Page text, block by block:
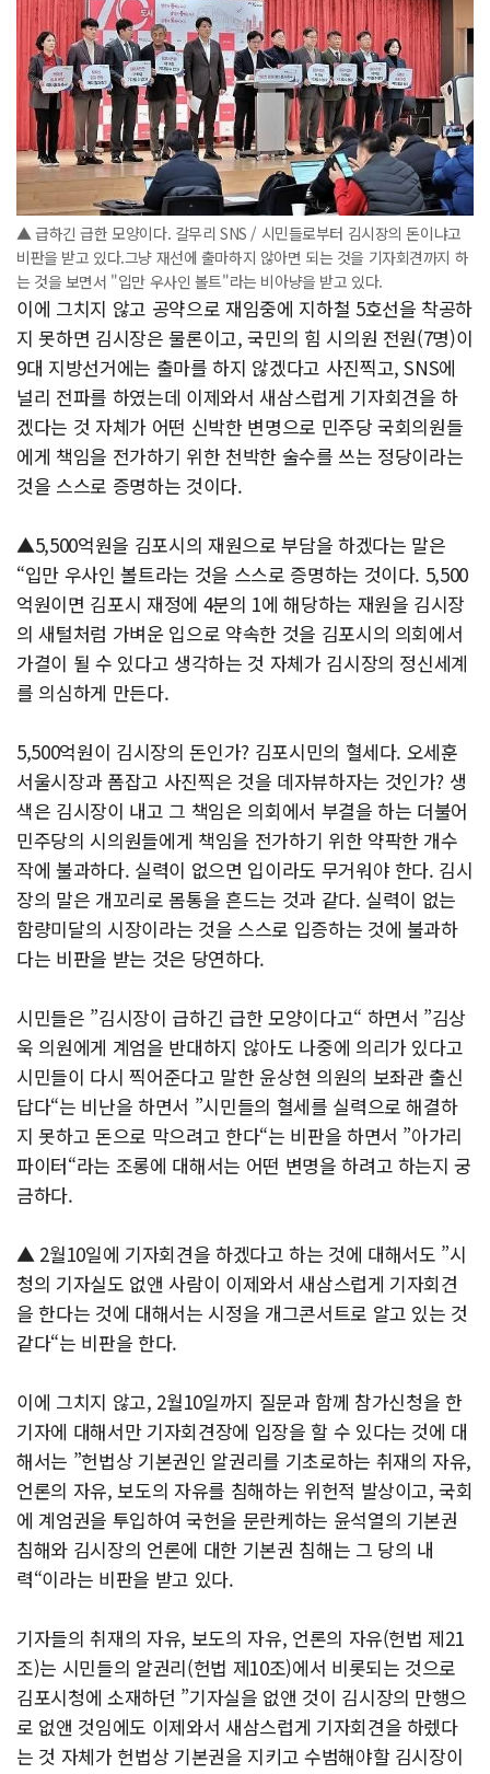
▲ 급하긴 급한 모양이다. 갈무리 SNS / 시민들로부터 김시장의 돈이냐고
비판을 받고 있다.그냥 재선에 출마하지 않아면 되는 것을 기자회견까지 하
는 것을 보면서 "입만 우사인 볼트"라는 비아냥을 받고 있다.
이에 그치지 않고 공약으로 재임중에 지하철 5호선을 착공하
지 못하면 김시장은 물론이고, 국민의 힘 시의원 전원(7명)이
9대 지방선거에는 출마를 하지 않겠다고 사진찍고, SNS에
널리 전파를 하였는데 이제와서 새삼스럽게 기자회견을 하
겠다는 것 자체가 어떤 신박한 변명으로 민주당 국회의원들
에게 책임을 전가하기 위한 천박한 술수를 쓰는 정당이라는
것을 스스로 증명하는 것이다.
▲5,500억원을 김포시의 재원으로 부담을 하겠다는 말은
“입만 우사인 볼트라는 것을 스스로 증명하는 것이다. 5,500
억원이면 김포시 재정에 4분의 1에 해당하는 재원을 김시장
의 새털처럼 가벼운 입으로 약속한 것을 김포시의 의회에서
가결이 될 수 있다고 생각하는 것 자체가 김시장의 정신세계
를 의심하게 만든다.
5,500억원이 김시장의 돈인가? 김포시민의 혈세다. 오세훈
서울시장과 폼잡고 사진찍은 것을 데자뷰하자는 것인가? 생
색은 김시장이 내고 그 책임은 의회에서 부결을 하는 더불어
민주당의 시의원들에게 책임을 전가하기 위한 약팍한 개수
작에 불과하다. 실력이 없으면 입이라도 무거워야 한다. 김시
장의 말은 개꼬리로 몸통을 흔드는 것과 같다. 실력이 없는
함량미달의 시장이라는 것을 스스로 입증하는 것에 불과하
다는 비판을 받는 것은 당연하다.
시민들은 ”김시장이 급하긴 급한 모양이다고“ 하면서 ”김상
욱 의원에게 계엄을 반대하지 않아도 나중에 의리가 있다고
시민들이 다시 찍어준다고 말한 윤상현 의원의 보좌관 출신
답다“는 비난을 하면서 ”시민들의 혈세를 실력으로 해결하
지 못하고 돈으로 막으려고 한다“는 비판을 하면서 ”아가리
파이터“라는 조롱에 대해서는 어떤 변명을 하려고 하는지 궁
금하다.
▲ 2월10일에 기자회견을 하겠다고 하는 것에 대해서도 ”시
청의 기자실도 없앤 사람이 이제와서 새삼스럽게 기자회견
을 한다는 것에 대해서는 시정을 개그콘서트로 알고 있는 것
같다“는 비판을 한다.
이에 그치지 않고, 2월10일까지 질문과 함께 참가신청을 한
기자에 대해서만 기자회견장에 입장을 할 수 있다는 것에 대
해서는 ”헌법상 기본권인 알권리를 기초로하는 취재의 자유,
언론의 자유, 보도의 자유를 침해하는 위헌적 발상이고, 국회
에 계엄권을 투입하여 국헌을 문란케하는 윤석열의 기본권
침해와 김시장의 언론에 대한 기본권 침해는 그 당의 내
력“이라는 비판을 받고 있다.
기자들의 취재의 자유, 보도의 자유, 언론의 자유(헌법 제21
조)는 시민들의 알권리(헌법 제10조)에서 비롯되는 것으로
김포시청에 소재하던 ”기자실을 없앤 것이 김시장의 만행으
로 없앤 것임에도 이제와서 새삼스럽게 기자회견을 하렜다
는 것 자체가 헌법상 기본권을 지키고 수범해야할 김시장이